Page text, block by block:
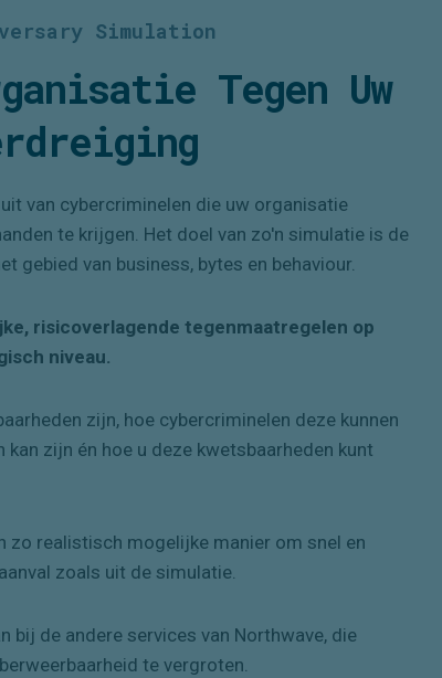
Simulation
Tegen Uw
van cybercriminelen die uw organisatie
te krijgen. Het doel van zo'n simulatie is de
gebied van business, bytes en behaviour.
risicoverlagende tegenmaatregelen op
niveau.
zijn, hoe cybercriminelen deze kunnen
zijn én hoe u deze kwetsbaarheden kunt
zo realistisch mogelijke manier om snel en
zoals uit de simulatie.
bij de andere services van Northwave, die
te vergroten.